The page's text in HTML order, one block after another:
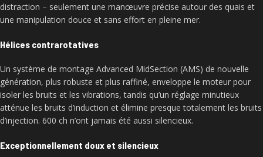
distraction – seulement une manœuvre précise autour des quais et
une manipulation douce et sans effort en pleine mer.
Hélices contrarotatives
Un système de montage Advanced MidSection (AMS) de nouvelle
génération, plus robuste et plus raffiné, enveloppe le moteur pour
isoler les bruits et les vibrations, tandis qu’un réglage minutieux
atténue les bruits d’induction et élimine presque totalement les bruits
d’injection. 600 ch n’ont jamais été aussi silencieux.
Exceptionnellement doux et silencieux